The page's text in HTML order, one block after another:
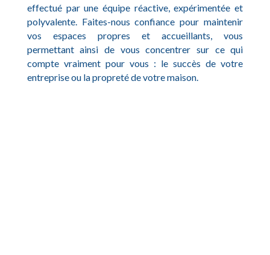
effectué par une équipe réactive, expérimentée et
polyvalente. Faites-nous confiance pour maintenir
vos espaces propres et accueillants, vous
permettant ainsi de vous concentrer sur ce qui
compte vraiment pour vous : le succès de votre
entreprise ou la propreté de votre maison.